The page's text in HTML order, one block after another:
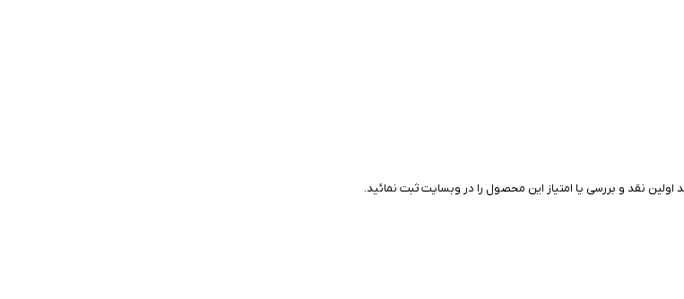
نقد و بررسی یا امتیاز این محصول را در وبسایت ثبت نمائید.